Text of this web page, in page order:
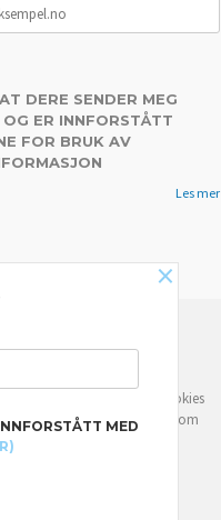
DERE SENDER MEG
OG ER INNFORSTÅTT
FOR BRUK AV
Les mer
bedre service. Vi bruker cookies
din. Fortsett å bruke siden som
×
MED